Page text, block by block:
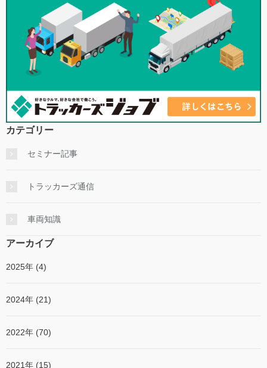
カテゴリー
セミナー記事
トラッカーズ通信
車両知識
アーカイブ
2025年 (4)
2024年 (21)
2022年 (70)
2021年 (15)